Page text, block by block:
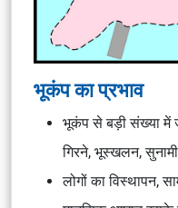
भूकंप का प्रभाव
भूकंप से बड़ी संख्या में
गिरने, भूस्खलन,
लोगों का विस्थापन,